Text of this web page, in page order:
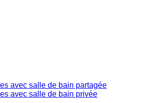
avec salle de bain partagée
avec salle de bain privée